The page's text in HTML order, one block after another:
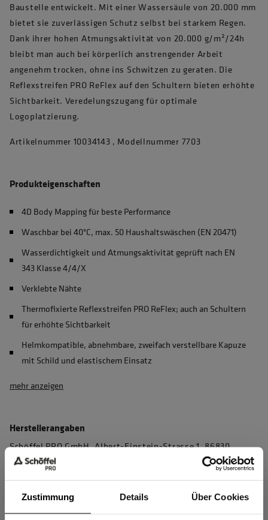
Zustimmung Details Über Cookies
Baustelle entwickelt. Mit einer Wassersäule von 20.000 mm
bietet sie zuverlässigen Schutz selbst bei starkem Regen.
Dank ihrer hohen Atmungsaktivität von 20.000 g/m²/24h
bleibt man auch bei körperlich anstrengender Arbeit
angenehm trocken, ohne ins Schwitzen zu geraten. Die
Reflexstreifen PRO ReFlex auf den Schultern bieten erhöhte
Sichtbarkeit. Veredelungszugang für optimale
Logoplatzierung.
Artikelnummer 10034143 , Modellnummer 7703
Produkteigenschaften
4D Body Mapping für beste Performance
Waschbar bei 40°C, max. 50 Haushaltswäschen (EN 20471)
Wasserdichtigkeit und Atmungsaktivität geprüft nach EN
343 Klasse 4/4/X
Verklebte Nähte
Thermofixierte Reflexstreifen PRO ReFlex; auch an Schultern
für erhöhte Sichtbarkeit
Helmkompatible, abnehmbare, zweifach verstellbare Kapuze
mit Schild und elastischem Einsatz
mehr anzeigen
Herstellerangaben
Schöffel PRO GmbH, Albert-Einstein-Strasse 1, 86830
Schwabmünchen, Deutschland